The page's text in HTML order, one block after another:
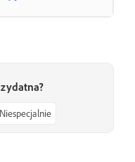
Niespecjalnie